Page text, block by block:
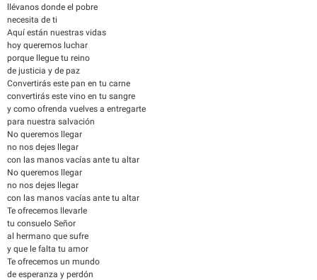
llévanos donde el pobre
necesita de ti
Aquí están nuestras vidas
hoy queremos luchar
porque llegue tu reino
de justicia y de paz
Convertirás este pan en tu carne
convertirás este vino en tu sangre
y como ofrenda vuelves a entregarte
para nuestra salvación
No queremos llegar
no nos dejes llegar
con las manos vacías ante tu altar
No queremos llegar
no nos dejes llegar
con las manos vacías ante tu altar
Te ofrecemos llevarle
tu consuelo Señor
al hermano que sufre
y que le falta tu amor
Te ofrecemos un mundo
de esperanza y perdón